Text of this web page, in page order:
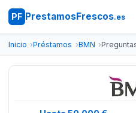
PF PrestamosFrescos.es
Inicio Préstamos BMN